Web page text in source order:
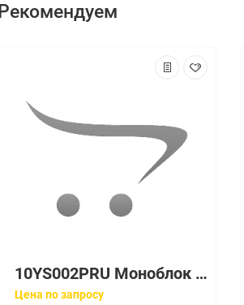
Рекомендуем
10YS002PRU Моноблок Lenovo V540-24IWL All-In-One 23,8in i3-8145U
Цена по запросу